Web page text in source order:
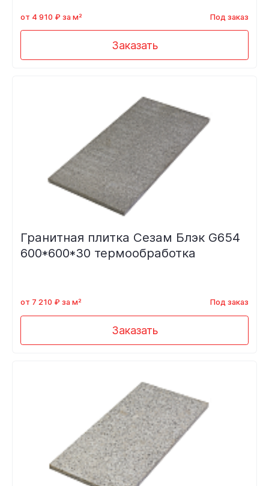
от 4 910 ₽ за м² Под заказ
Заказать
Гранитная плитка Сезам Блэк G654
600*600*30 термообработка
от 7 210 ₽ за м² Под заказ
Заказать